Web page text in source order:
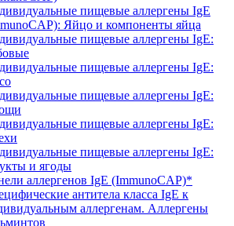
пищевые аллергены IgE
Яйцо и компоненты яйца
пищевые аллергены IgE:
пищевые аллергены IgE:
пищевые аллергены IgE:
пищевые аллергены IgE:
пищевые аллергены IgE:
и ягоды
аллергенов IgE (ImmunoCAP)*
антитела класса IgE к
аллергенам. Аллергены